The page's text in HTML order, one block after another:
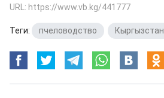
URL: https://www.vb.kg/441777
Теги: пчеловодство Кыргызстан